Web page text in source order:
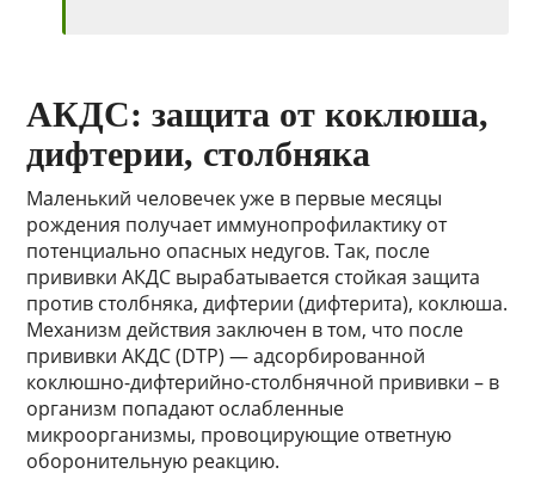
АКДС: защита от коклюша,
дифтерии, столбняка
Маленький человечек уже в первые месяцы
рождения получает иммунопрофилактику от
потенциально опасных недугов. Так, после
прививки АКДС вырабатывается стойкая защита
против столбняка, дифтерии (дифтерита), коклюша.
Механизм действия заключен в том, что после
прививки АКДС (DTP) — адсорбированной
коклюшно-дифтерийно-столбнячной прививки – в
организм попадают ослабленные
микроорганизмы, провоцирующие ответную
оборонительную реакцию.